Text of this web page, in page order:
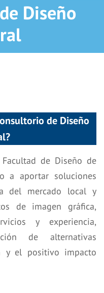
Diseño
de Diseño
de Diseño de
a aportar soluciones
del mercado local y
de imagen gráfica,
y experiencia,
de alternativas
y el positivo impacto